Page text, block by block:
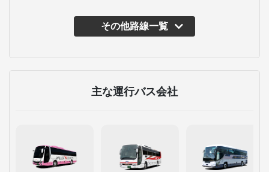
その他路線一覧
主な運行バス会社